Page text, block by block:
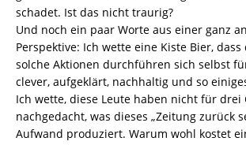
schadet. Ist das nicht traurig?
Und noch ein paar Worte aus einer ganz
Perspektive: Ich wette eine Kiste Bier, dass
solche Aktionen durchführen sich selbst
clever, aufgeklärt, nachhaltig und so
Ich wette, diese Leute haben nicht für drei
nachgedacht, was dieses „Zeitung zurück
Aufwand produziert. Warum wohl kostet